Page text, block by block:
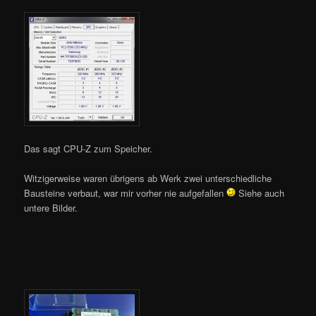
Das sagt CPU-Z zum Speicher.
Witzigerweise waren übrigens ab Werk zwei unterschiedliche
Bausteine verbaut, war mir vorher nie aufgefallen
Siehe auch
untere Bilder.